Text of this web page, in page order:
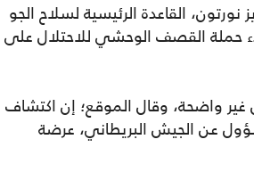
أول/ أكتوبر من بريز نورتون، القاعدة الرئيسية لسلاح الجو
شاير. وجاء ذلك بعد 4 أيام من بدء حملة القصف الوحشي للاحتلال على
غير واضحة، وقال الموقع؛ إن اكتشاف
عن الجيش البريطاني، عرضة